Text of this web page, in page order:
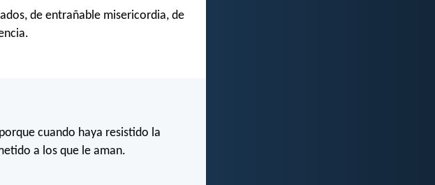
de entrañable misericordia, de
cuando haya resistido la
a los que le aman.